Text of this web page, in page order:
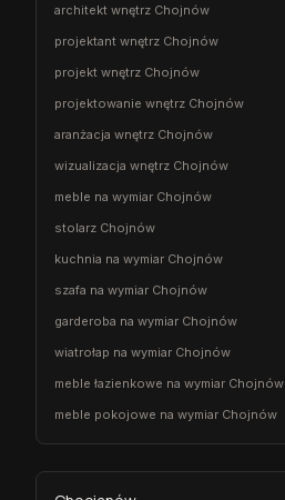
architekt wnętrz Chojnów
projektant wnętrz Chojnów
projekt wnętrz Chojnów
projektowanie wnętrz Chojnów
aranżacja wnętrz Chojnów
wizualizacja wnętrz Chojnów
meble na wymiar Chojnów
stolarz Chojnów
kuchnia na wymiar Chojnów
szafa na wymiar Chojnów
garderoba na wymiar Chojnów
wiatrołap na wymiar Chojnów
meble łazienkowe na wymiar Chojnów
meble pokojowe na wymiar Chojnów